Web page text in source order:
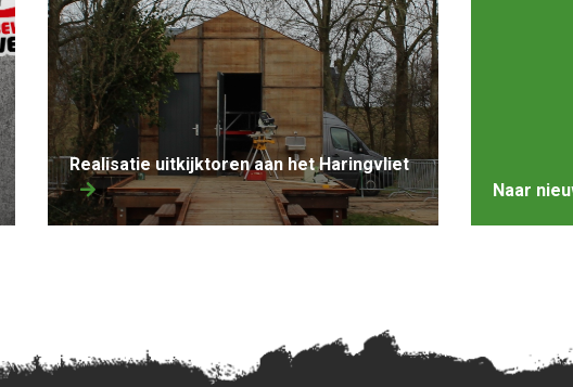
Realisatie uitkijktoren aan het Haringvliet
Naar